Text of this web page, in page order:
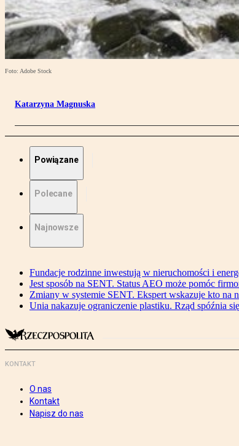
Foto: Adobe Stock
Katarzyna Magnuska
Powiązane
Polecane
Najnowsze
Fundacje rodzinne inwestują w nieruchomości i
Jest sposób na SENT. Status AEO może pomóc
Zmiany w systemie SENT. Ekspert wskazuje kto na
Unia nakazuje ograniczenie plastiku. Rząd spóźnia
KONTAKT
O nas
Kontakt
Napisz do nas